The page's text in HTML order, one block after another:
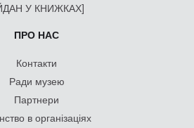
У КНИЖКАХ]
ПРО НАС
Контакти
Ради музею
Партнери
в організаціях